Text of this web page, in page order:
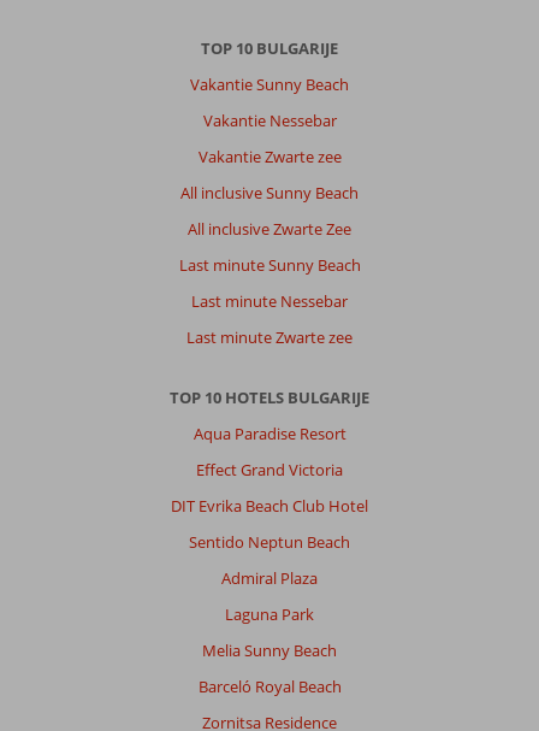
TOP 10 BULGARIJE
Vakantie Sunny Beach
Vakantie Nessebar
Vakantie Zwarte zee
All inclusive Sunny Beach
All inclusive Zwarte Zee
Last minute Sunny Beach
Last minute Nessebar
Last minute Zwarte zee
TOP 10 HOTELS BULGARIJE
Aqua Paradise Resort
Effect Grand Victoria
DIT Evrika Beach Club Hotel
Sentido Neptun Beach
Admiral Plaza
Laguna Park
Melia Sunny Beach
Barceló Royal Beach
Zornitsa Residence